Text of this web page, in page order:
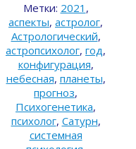
Метки: 2021 ,
аспекты, астролог,
Астрологический,
астропсихолог, год,
конфигурация,
небесная, планеты,
прогноз,
Психогенетика,
психолог, Сатурн,
системная